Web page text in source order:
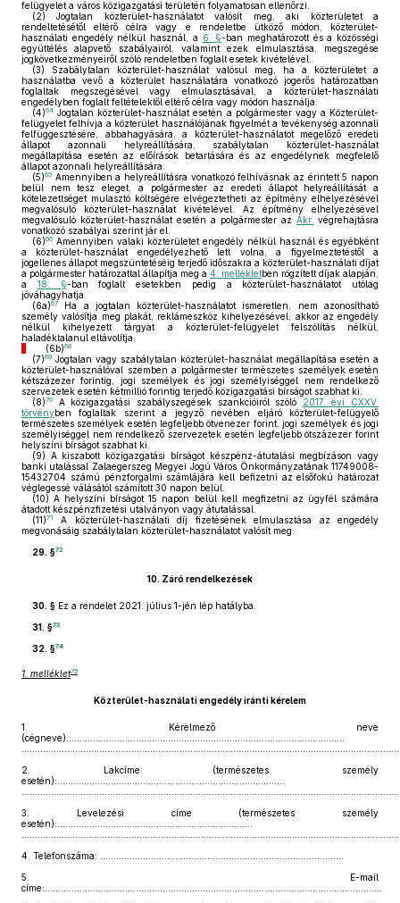
felügyelet a város közigazgatási területén folyamatosan ellenőrzi.
(2) Jogtalan közterület-használatot valósít meg, aki közterületet a
rendeltetésétől eltérő célra vagy e rendeletbe ütköző módon, közterület-
használati engedély nélkül használ, a 6. §-ban meghatározott és a közösségi
együttélés alapvető szabályairól, valamint ezek elmulasztása, megszegése
jogkövetkezményeiről szóló rendeletben foglalt esetek kivételével.
(3) Szabálytalan közterület-használat valósul meg, ha a közterületet a
használatba vevő a közterület használatára vonatkozó jogerős határozatban
foglaltak megszegésével vagy elmulasztásával, a közterület-használati
engedélyben foglalt feltételektől eltérő célra vagy módon használja.
(4)64 Jogtalan közterület-használat esetén a polgármester vagy a Közterület-
felügyelet felhívja a közterület használójának figyelmét a tevékenység azonnali
felfüggesztésére, abbahagyására, a közterület-használatot megelőző eredeti
állapot azonnali helyreállítására, szabálytalan közterület-használat
megállapítása esetén az előírások betartására és az engedélynek megfelelő
állapot azonnali helyreállítására.
(5)65 Amennyiben a helyreállításra vonatkozó felhívásnak az érintett 5 napon
belül nem tesz eleget, a polgármester az eredeti állapot helyreállítását a
kötelezettséget mulasztó költségére elvégeztetheti az építmény elhelyezésével
megvalósuló közterület-használat kivételével. Az építmény elhelyezésével
megvalósuló közterület-használat esetén a polgármester az Ákr. végrehajtásra
vonatkozó szabályai szerint jár el.
(6)66 Amennyiben valaki közterületet engedély nélkül használ és egyébként
a közterület-használat engedélyezhető lett volna, a figyelmeztetéstől a
jogellenes állapot megszüntetéséig terjedő időszakra a közterület-használati díjat
a polgármester határozattal állapítja meg a 4. mellékletben rögzített díjak alapján,
a 18. §-ban foglalt esetekben pedig a közterület-használatot utólag
jóváhagyhatja.
(6a)67
Ha a jogtalan közterület-használatot ismeretlen, nem azonosítható
személy valósítja meg plakát, reklámeszköz kihelyezésével, akkor az engedély
nélkül kihelyezett tárgyat a közterület-felügyelet felszólítás nélkül,
haladéktalanul eltávolítja.
(6b)68
(7)69 Jogtalan vagy szabálytalan közterület-használat megállapítása esetén a
közterület-használóval szemben a polgármester természetes személyek esetén
kétszázezer forintig, jogi személyek és jogi személyiséggel nem rendelkező
szervezetek esetén kétmillió forintig terjedő közigazgatási bírságot szabhat ki.
(8)70 A közigazgatási szabályszegések szankcióiról szóló
2017. évi CXXV.
törvényben foglaltak szerint a jegyző nevében eljáró közterület-felügyelő
természetes személyek esetén legfeljebb ötvenezer forint, jogi személyek és jogi
személyiséggel nem rendelkező szervezetek esetén legfeljebb ötszázezer forint
helyszíni bírságot szabhat ki.
(9) A kiszabott közigazgatási bírságot készpénz-átutalási megbízáson vagy
banki utalással Zalaegerszeg Megyei Jogú Város Önkormányzatának 11749008-
15432704 számú pénzforgalmi számlájára kell befizetni az elsőfokú határozat
véglegessé válásától számított 30 napon belül.
(10) A helyszíni bírságot 15 napon belül kell megfizetni az ügyfél számára
átadott készpénzfizetési utalványon vagy átutalással.
(11)71
A közterület-használati díj fizetésének elmulasztása az engedély
megvonásáig szabálytalan közterület-használatot valósít meg.
29. §72
10. Záró rendelkezések
30. § Ez a rendelet 2021. július 1-jén lép hatályba.
31. §73
32. §74
1. melléklet75
Közterület-használati engedély iránti kérelem
1.
Kérelmező neve
(cégneve):.......................................................................................................
2.
Lakcíme (természetes személy
esetén):.....................................................................................
3.
Levelezési címe (természetes személy
esetén):.........................................................................
4. Telefonszáma: ………………………………………….……………………………………
5.
E-mail
címe:..............................................................................................................................